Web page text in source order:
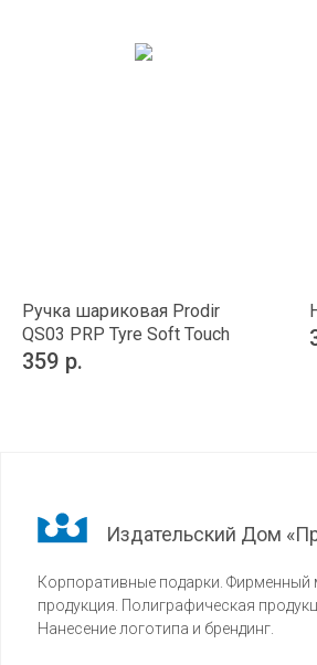
Ручка шариковая Prodir
QS03 PRP Tyre Soft Touch
359 р.
Издательский Дом
Корпоративные подарки. Фирменный
продукция. Полиграфическая
Нанесение логотипа и брендинг.